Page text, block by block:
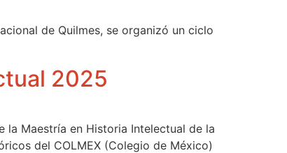
de Quilmes, se organizó un ciclo
2025
la Maestría en Historia Intelectual de la
del COLMEX (Colegio de México)